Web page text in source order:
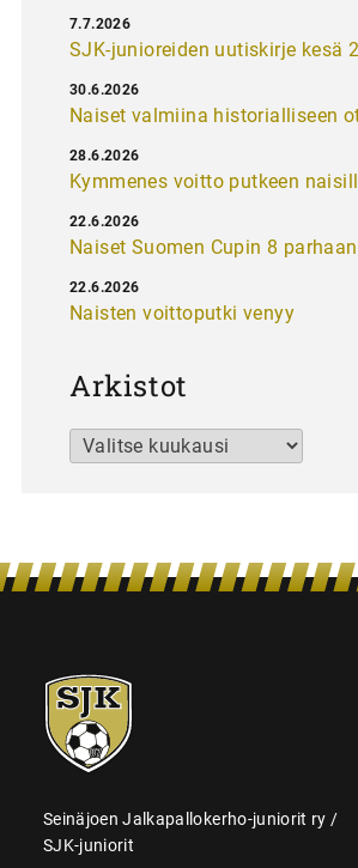
SJK-junioreiden uutiskirje kesä
7.7.2026
Naiset valmiina historialliseen
30.6.2026
Kymmenes voitto putkeen
28.6.2026
Naiset Suomen Cupin 8
22.6.2026
Naisten voittoputki venyy
22.6.2026
Arkistot
Arkistot
SJK-
juniorit
Seinäjoen Jalkapallokerho-juniorit ry /
SJK-juniorit